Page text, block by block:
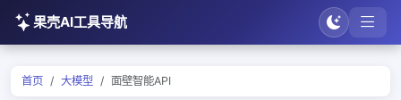
果壳AI工具导航
首页 大模型 面壁智能API